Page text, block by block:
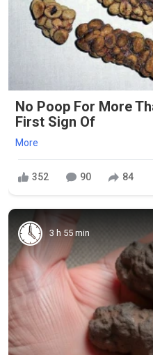
No Poop For More
First Sign Of
More
352 90 84
3 h 55 min